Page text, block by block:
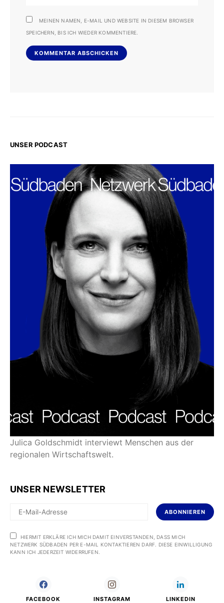
MEINEN NAMEN, E-MAIL UND WEBSITE IN DIESEM BROWSER
SPEICHERN, BIS ICH WIEDER KOMMENTIERE.
UNSER PODCAST
Julica Goldschmidt interviewt Menschen aus der
regionalen Wirtschaftswelt.
UNSER NEWSLETTER
ABONNIEREN
HIERMIT ERKLÄRE ICH MICH DAMIT EINVERSTANDEN, DASS MICH
NETZWERK SÜDBADEN PER E-MAIL KONTAKTIEREN DARF. DIESE EINWILLIGUNG
KANN ICH JEDERZEIT WIDERRUFEN.
FACEBOOK INSTAGRAM LINKEDIN